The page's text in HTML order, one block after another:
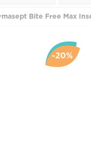
Bite Free Max
-20%